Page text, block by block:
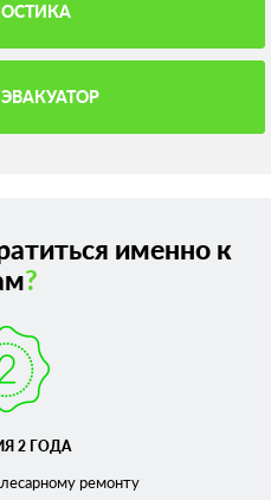
именно к
?
2 ГОДА
ремонту